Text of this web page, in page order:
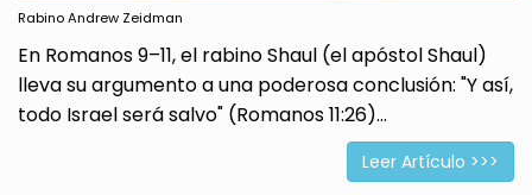
Rabino Andrew Zeidman
En Romanos 9–11, el rabino Shaul (el apóstol Shaul)
lleva su argumento a una poderosa conclusión: "Y así,
todo Israel será salvo" (Romanos 11:26)...
Leer Artículo >>>